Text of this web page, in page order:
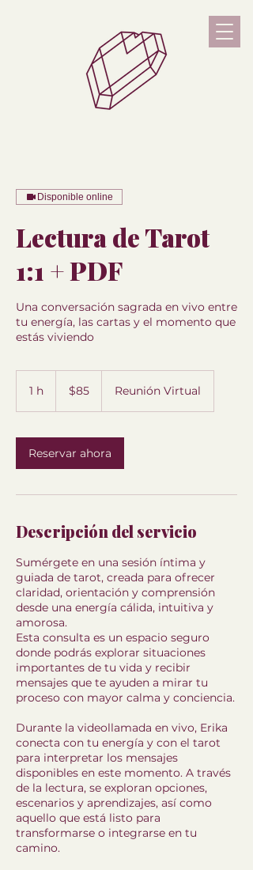
Disponible online
Lectura de Tarot
1:1 + PDF
Una conversación sagrada en vivo entre
tu energía, las cartas y el momento que
estás viviendo
1 h
dollars$85 Reunión Virtual
Reservar ahora
Descripción del servicio
Sumérgete en una sesión íntima y
guiada de tarot, creada para ofrecer
claridad, orientación y comprensión
desde una energía cálida, intuitiva y
amorosa.
Esta consulta es un espacio seguro
donde podrás explorar situaciones
importantes de tu vida y recibir
mensajes que te ayuden a mirar tu
proceso con mayor calma y conciencia.
Durante la videollamada en vivo, Erika
conecta con tu energía y con el tarot
para interpretar los mensajes
disponibles en este momento. A través
de la lectura, se exploran opciones,
escenarios y aprendizajes, así como
aquello que está listo para
transformarse o integrarse en tu
camino.